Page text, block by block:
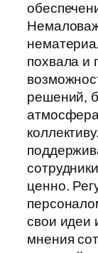
похвала и
решений,
ценно.
свои идеи
мнения